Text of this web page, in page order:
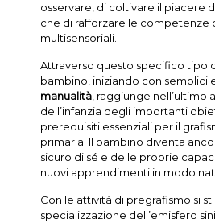
osservare, di coltivare il piacere
che di rafforzare le competenze
multisensoriali.
Attraverso questo specifico tipo
bambino, iniziando con semplici
manualità, raggiunge nell’ultimo
dell’infanzia degli importanti
prerequisiti essenziali per il
primaria. Il bambino diventa
sicuro di sé e delle proprie
nuovi apprendimenti in modo
Con le attività di pregrafismo si
specializzazione dell’emisfero